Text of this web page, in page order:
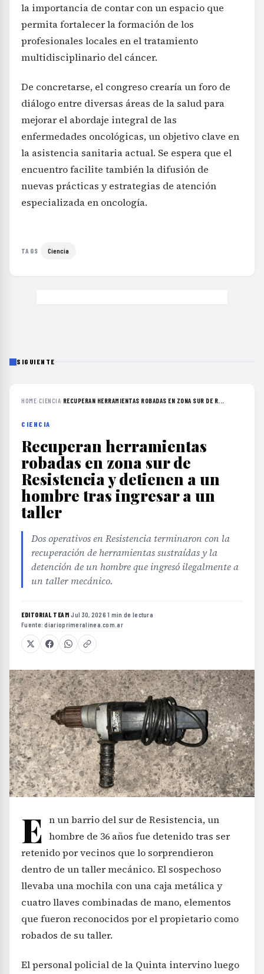
la importancia de contar con un espacio que
permita fortalecer la formación de los
profesionales locales en el tratamiento
multidisciplinario del cáncer.
De concretarse, el congreso crearía un foro de
diálogo entre diversas áreas de la salud para
mejorar el abordaje integral de las
enfermedades oncológicas, un objetivo clave en
la asistencia sanitaria actual. Se espera que el
encuentro facilite también la difusión de
nuevas prácticas y estrategias de atención
especializada en oncología.
TAGS Ciencia
SIGUIENTE
HOME›CIENCIA› RECUPERAN HERRAMIENTAS ROBADAS EN ZONA SUR DE R...
CIENCIA
Recuperan herramientas
robadas en zona sur de
Resistencia y detienen a un
hombre tras ingresar a un
taller
Dos operativos en Resistencia terminaron con la
recuperación de herramientas sustraídas y la
detención de un hombre que ingresó ilegalmente a
un taller mecánico.
EDITORIAL TEAM·Jul 30, 2026·1 min de lectura·
Fuente:diarioprimeralinea.com.ar
E n un barrio del sur de Resistencia, un
hombre de 36 años fue detenido tras ser
retenido por vecinos que lo sorprendieron
dentro de un taller mecánico. El sospechoso
llevaba una mochila con una caja metálica y
cuatro llaves combinadas de mano, elementos
que fueron reconocidos por el propietario como
robados de su taller.
El personal policial de la Quinta intervino luego